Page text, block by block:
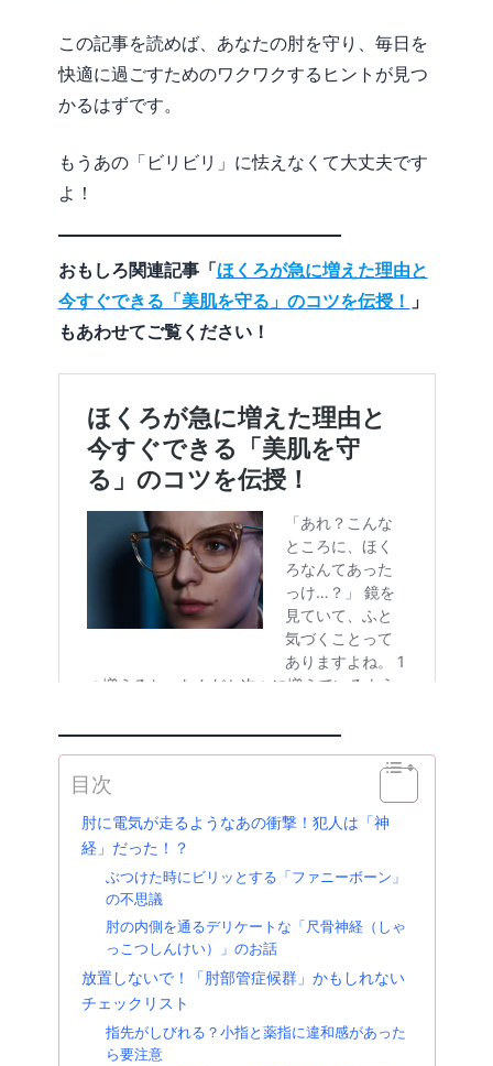
この記事を読めば、あなたの肘を守り、毎日を
快適に過ごすためのワクワクするヒントが見つ
かるはずです。
もうあの「ビリビリ」に怯えなくて大丈夫です
よ！
おもしろ関連記事「ほくろが急に増えた理由と
今すぐできる「美肌を守る」のコツを伝授！ 」
もあわせてご覧ください！
目次
肘に電気が走るようなあの衝撃！犯人は「神
経」だった！？
ぶつけた時にビリッとする「ファニーボーン」
の不思議
肘の内側を通るデリケートな「尺骨神経（しゃ
っこつしんけい）」のお話
放置しないで！「肘部管症候群」かもしれない
チェックリスト
指先がしびれる？小指と薬指に違和感があった
ら要注意